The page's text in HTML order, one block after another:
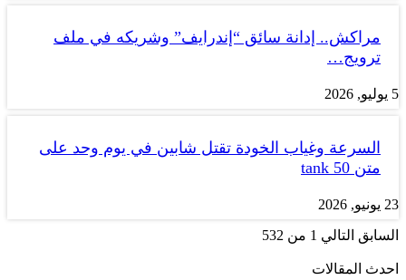
مراكش.. إدانة سائق “إندرايف” وشريكه في ملف
ترويج…
5 يوليو, 2026
السرعة وغياب الخودة تقتل شابين في يوم وحد على
متن tank 50
23 يونيو, 2026
السابق التالي 1 من 532
احدث المقالات